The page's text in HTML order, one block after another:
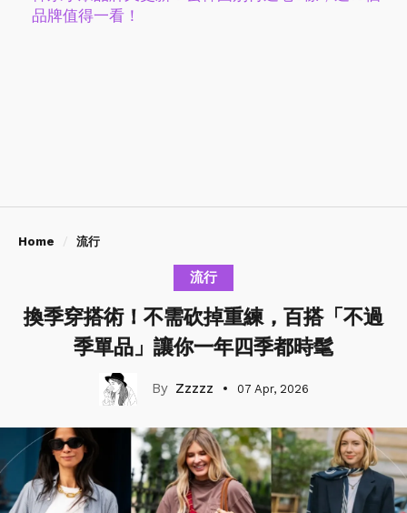
品牌值得一看！
Home 流行
流行
換季穿搭術！不需砍掉重練，百搭「不過
季單品」讓你一年四季都時髦
Zzzzz 07 Apr, 2026